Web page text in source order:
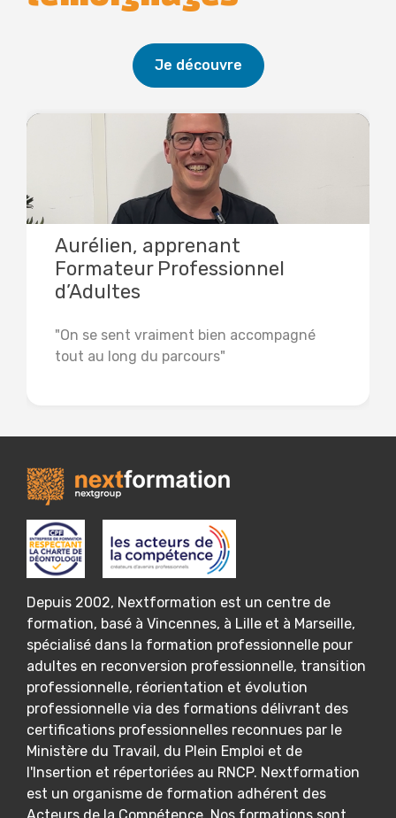
Je découvre
Aurélien, apprenant
Formateur Professionnel
d’Adultes
"On se sent vraiment bien accompagné
tout au long du parcours"
Depuis 2002, Nextformation est un centre de
formation, basé à Vincennes, à Lille et à Marseille,
spécialisé dans la formation professionnelle pour
adultes en reconversion professionnelle, transition
professionnelle, réorientation et évolution
professionnelle via des formations délivrant des
certifications professionnelles reconnues par le
Ministère du Travail, du Plein Emploi et de
l'Insertion et répertoriées au RNCP. Nextformation
est un organisme de formation adhérent des